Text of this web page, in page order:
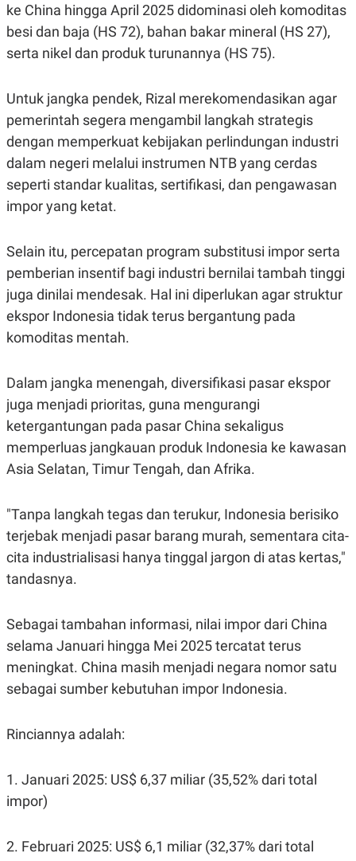
ke China hingga April 2025 didominasi oleh komoditas
besi dan baja (HS 72), bahan bakar mineral (HS 27),
serta nikel dan produk turunannya (HS 75).
Untuk jangka pendek, Rizal merekomendasikan agar
pemerintah segera mengambil langkah strategis
dengan memperkuat kebijakan perlindungan industri
dalam negeri melalui instrumen NTB yang cerdas
seperti standar kualitas, sertifikasi, dan pengawasan
impor yang ketat.
Selain itu, percepatan program substitusi impor serta
pemberian insentif bagi industri bernilai tambah tinggi
juga dinilai mendesak. Hal ini diperlukan agar struktur
ekspor Indonesia tidak terus bergantung pada
komoditas mentah.
Dalam jangka menengah, diversifikasi pasar ekspor
juga menjadi prioritas, guna mengurangi
ketergantungan pada pasar China sekaligus
memperluas jangkauan produk Indonesia ke kawasan
Asia Selatan, Timur Tengah, dan Afrika.
"Tanpa langkah tegas dan terukur, Indonesia berisiko
terjebak menjadi pasar barang murah, sementara cita-
cita industrialisasi hanya tinggal jargon di atas kertas,"
tandasnya.
Sebagai tambahan informasi, nilai impor dari China
selama Januari hingga Mei 2025 tercatat terus
meningkat. China masih menjadi negara nomor satu
sebagai sumber kebutuhan impor Indonesia.
Rinciannya adalah:
1. Januari 2025: US$ 6,37 miliar (35,52% dari total
impor)
2. Februari 2025: US$ 6,1 miliar (32,37% dari total